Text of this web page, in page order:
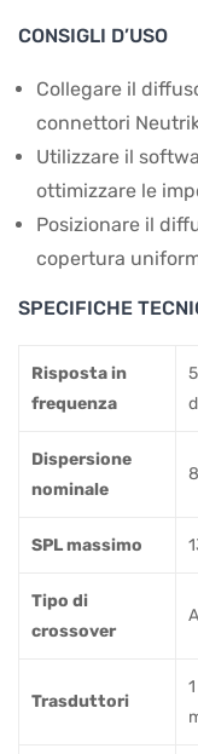
CONSIGLI D’USO
Collegare il
connettori
Utilizzare il
ottimizzare le
Posizionare il
copertura
SPECIFICHE
Risposta in
frequenza
Dispersione
nominale
SPL massimo
Tipo di
crossover
Trasduttori